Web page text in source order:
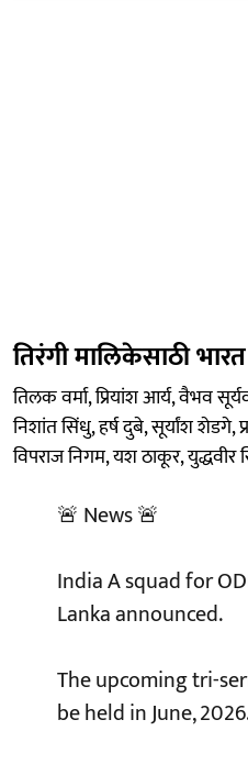
तिरंगी मालिकेसाठी
तिलक वर्मा, प्रियांश आर्य, वैभव
निशांत सिंधु, हर्ष दुबे, सूर्यांश शेडगे,
विपराज निगम, यश ठाकूर,
🚨 News 🚨
India A squad for
Lanka announced.
The upcoming tri-
be held in June,